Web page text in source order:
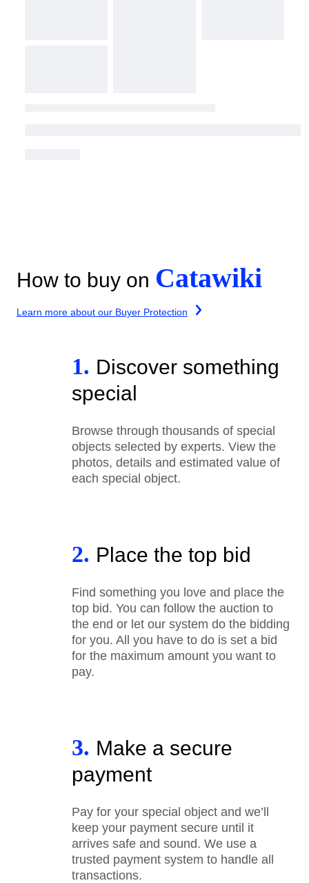
How to buy on Catawiki
Learn more about our Buyer Protection
1. Discover something
special
Browse through thousands of special
objects selected by experts. View the
photos, details and estimated value of
each special object.
2. Place the top bid
Find something you love and place the
top bid. You can follow the auction to
the end or let our system do the bidding
for you. All you have to do is set a bid
for the maximum amount you want to
pay.
3. Make a secure
payment
Pay for your special object and we’ll
keep your payment secure until it
arrives safe and sound. We use a
trusted payment system to handle all
transactions.